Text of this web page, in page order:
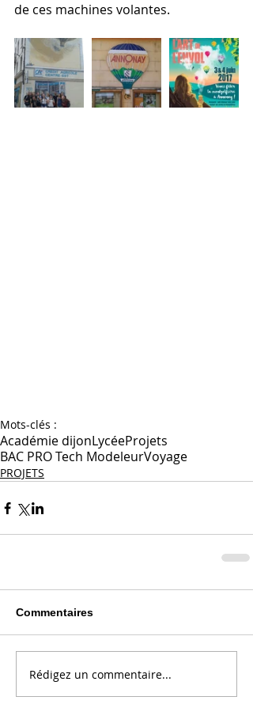
de ces machines volantes.
Mots-clés :
Académie dijonLycéeProjets
BAC PRO Tech ModeleurVoyage
PROJETS
Commentaires
Rédigez un commentaire...